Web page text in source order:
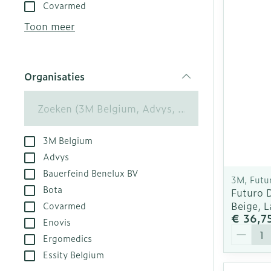
Droge
Eksteroog -
Specifiek
Deodorant
Aerosol
Spuiten
Oplossing
Naalden
Naalden voor
- pennaalden
Creme, gel
Spieren en
Infecties
Luizen
Diagnostica
Covarmed
Toon meer
Organisaties
filter
3M Belgium
Advys
Bauerfeind Benelux BV
Bota
Covarmed
Enovis
Ergomedics
Essity Belgium
3M,
Futuro
Beige,
€
Aantal